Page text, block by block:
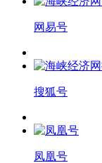
网易号
搜狐号
凤凰号